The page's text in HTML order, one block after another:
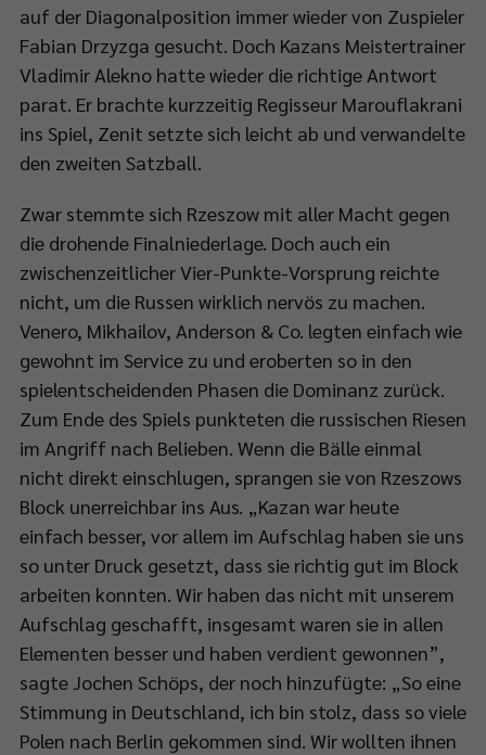
auf der Diagonalposition immer wieder von Zuspieler
Fabian Drzyzga gesucht. Doch Kazans Meistertrainer
Vladimir Alekno hatte wieder die richtige Antwort
parat. Er brachte kurzzeitig Regisseur Marouflakrani
ins Spiel, Zenit setzte sich leicht ab und verwandelte
den zweiten Satzball.
Zwar stemmte sich Rzeszow mit aller Macht gegen
die drohende Finalniederlage. Doch auch ein
zwischenzeitlicher Vier-Punkte-Vorsprung reichte
nicht, um die Russen wirklich nervös zu machen.
Venero, Mikhailov, Anderson & Co. legten einfach wie
gewohnt im Service zu und eroberten so in den
spielentscheidenden Phasen die Dominanz zurück.
Zum Ende des Spiels punkteten die russischen Riesen
im Angriff nach Belieben. Wenn die Bälle einmal
nicht direkt einschlugen, sprangen sie von Rzeszows
Block unerreichbar ins Aus. „Kazan war heute
einfach besser, vor allem im Aufschlag haben sie uns
so unter Druck gesetzt, dass sie richtig gut im Block
arbeiten konnten. Wir haben das nicht mit unserem
Aufschlag geschafft, insgesamt waren sie in allen
Elementen besser und haben verdient gewonnen”,
sagte Jochen Schöps, der noch hinzufügte: „So eine
Stimmung in Deutschland, ich bin stolz, dass so viele
Polen nach Berlin gekommen sind. Wir wollten ihnen